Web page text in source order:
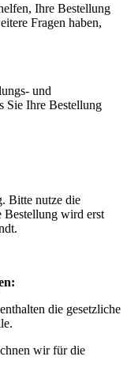
Ihre Bestellung
Fragen haben,
und
Sie Ihre Bestellung
Bitte nutze die
Bestellung wird erst
die gesetzliche
wir für die